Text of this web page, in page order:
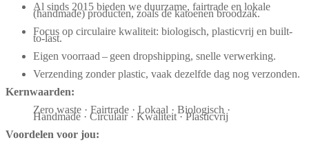
Al sinds 2015 bieden we duurzame, fairtrade en lokale
(handmade) producten, zoals de katoenen broodzak.
Focus op circulaire kwaliteit: biologisch, plasticvrij en built-
to-last.
Eigen voorraad – geen dropshipping, snelle verwerking.
Verzending zonder plastic, vaak dezelfde dag nog verzonden.
Kernwaarden:
Zero waste · Fairtrade · Lokaal · Biologisch ·
Handmade · Circulair · Kwaliteit · Plasticvrij
Voordelen voor jou: